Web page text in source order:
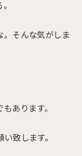
。そんな気がしま
あります。
致します。